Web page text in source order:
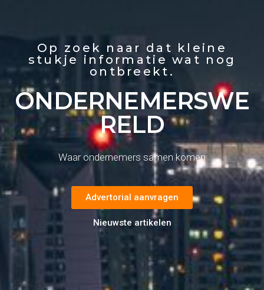
Op zoek naar dat kleine
stukje informatie wat nog
ontbreekt.
ONDERNEMERSWE
RELD
Waar ondernemers samen komen
Advertorial aanvragen
Nieuwste artikelen